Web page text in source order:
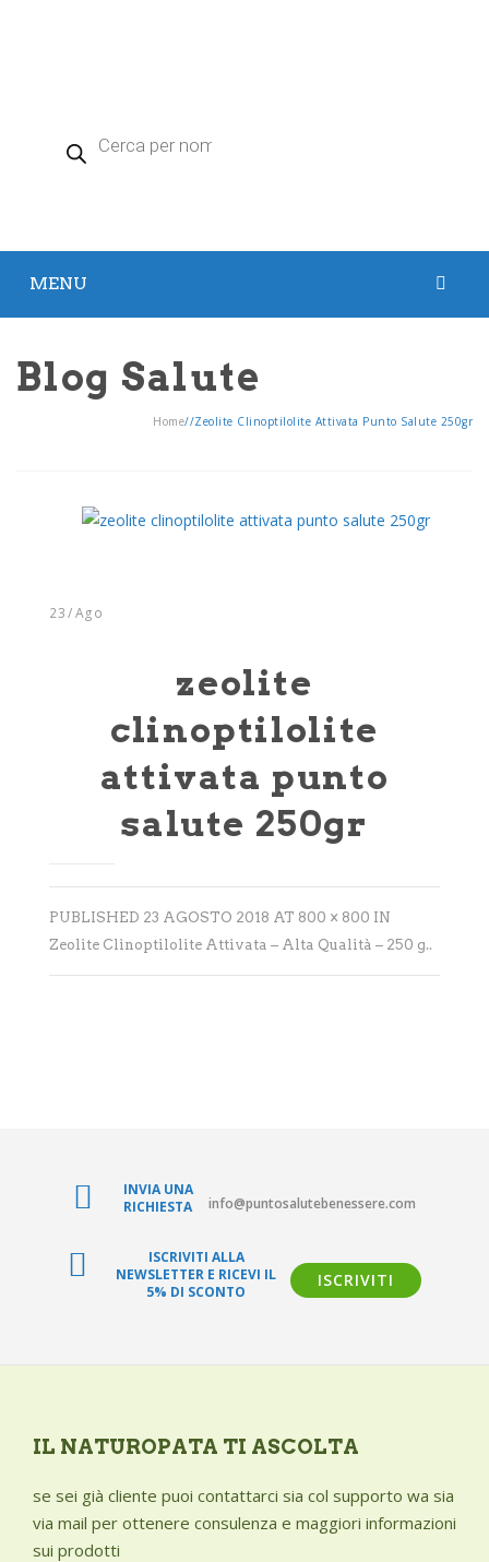
MENU
PRODOTTI
Integratori
Rimedi Naturali
Bagni derivativi
Dispositivi medici
Alimenti bio
Consulenze
Tempo Libero
SINTOMI
Blog Salute
Home//Zeolite Clinoptilolite Attivata Punto Salute 250gr
23/Ago
zeolite
clinoptilolite
attivata punto
salute 250gr
PUBLISHED 23 AGOSTO 2018 AT 800 × 800 IN
Zeolite Clinoptilolite Attivata – Alta Qualità – 250 g..
INVIA UNA
RICHIESTA
info@puntosalutebenessere.com
ISCRIVITI ALLA
NEWSLETTER E RICEVI IL
5% DI SCONTO
ISCRIVITI
IL NATUROPATA TI ASCOLTA
se sei già cliente puoi contattarci sia col supporto wa sia
via mail per ottenere consulenza e maggiori informazioni
sui prodotti